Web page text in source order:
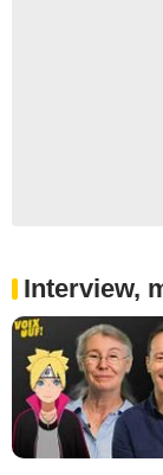
Interview,